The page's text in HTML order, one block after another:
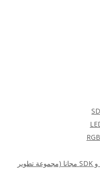
NFC RFID قارئ الكاتب أدوات و SDK مجانا (مجموعة تطوير